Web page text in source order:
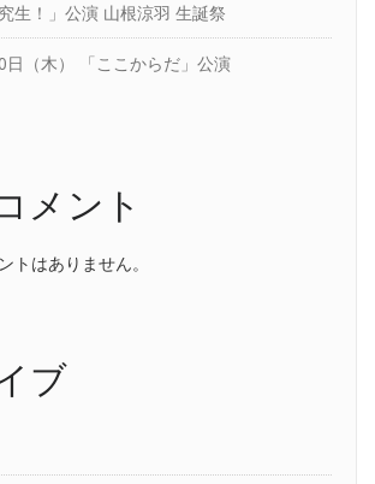
生！」公演 山根涼羽 生誕祭
日（木） 「ここからだ」公演
メント
トはありません。
ブ